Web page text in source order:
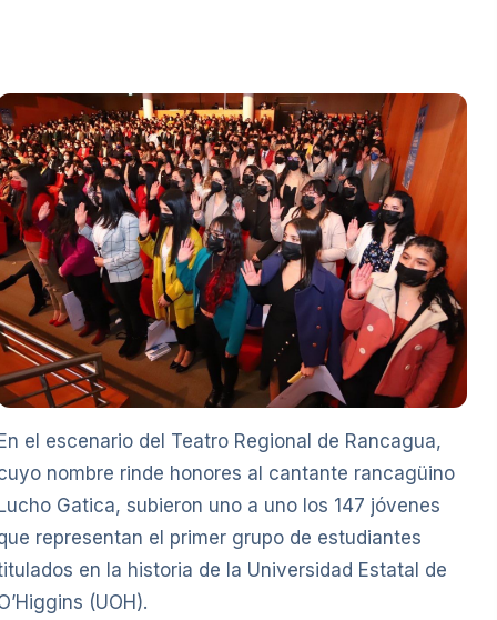
el escenario del Teatro Regional de Rancagua,
nombre rinde honores al cantante rancagüino
Gatica, subieron uno a uno los 147 jóvenes
representan el primer grupo de estudiantes
en la historia de la Universidad Estatal de
(UOH).